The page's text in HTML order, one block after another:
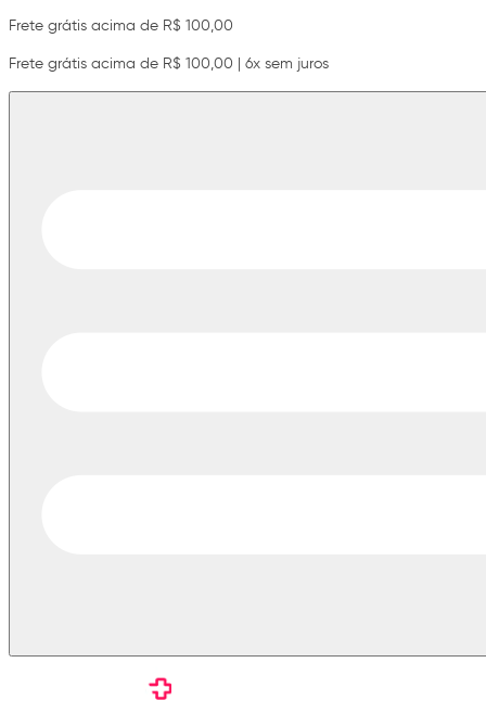
Frete grátis acima de R$ 100,00
Frete grátis acima de R$ 100,00 | 6x sem juros